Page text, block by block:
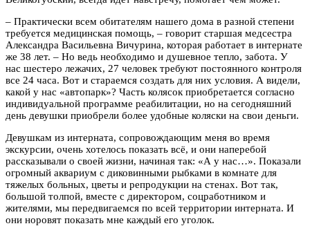
– Практически всем обитателям нашего дома в разной степени
требуется медицинская помощь, – говорит старшая медсестра
Александра Васильевна Вичурина, которая работает в интернате
же 38 лет. – Но ведь необходимо и душевное тепло, забота. У
нас шестеро лежачих, 27 человек требуют постоянного контроля
все 24 часа. Вот и стараемся создать для них условия. А видели,
какой у нас «автопарк»? Часть колясок приобретается согласно
индивидуальной программе реабилитации, но на сегодняшний
день девушки приобрели более удобные коляски на свои деньги.
Девушкам из интерната, сопровождающим меня во время
экскурсии, очень хотелось показать всё, и они наперебой
рассказывали о своей жизни, начиная так: «А у нас…». Показали
огромный аквариум с диковинными рыбками в комнате для
тяжелых больных, цветы и репродукции на стенах. Вот так,
большой толпой, вместе с директором, соцработником и
жителями, мы передвигаемся по всей территории интерната. И
они норовят показать мне каждый его уголок.